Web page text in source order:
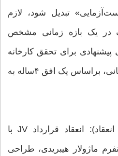
تبدیل شود، لازم
در یک بازه زمانی مشخص
برای تحقق کارخانه
سبز و ادغام در زنجیره‌‌ جهانی، براساس یک افق ۴‌ساله به
سال اول(فاز طراحی و انعقاد): انعقاد قرارداد JV با
ماژولار هیبریدی، طراحی